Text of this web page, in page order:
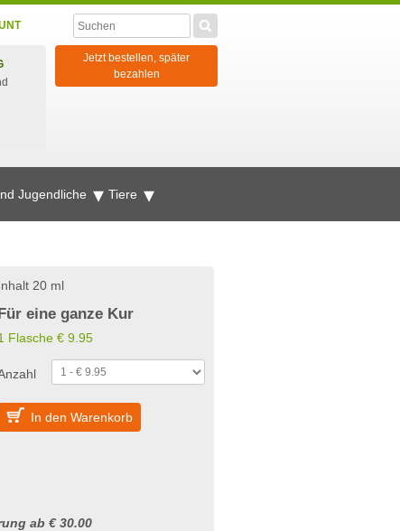
Jetzt bestellen, später
bezahlen
Jugendliche Tiere
20 ml
eine ganze Kur
Flasche € 9.95
In den Warenkorb
ab € 30.00